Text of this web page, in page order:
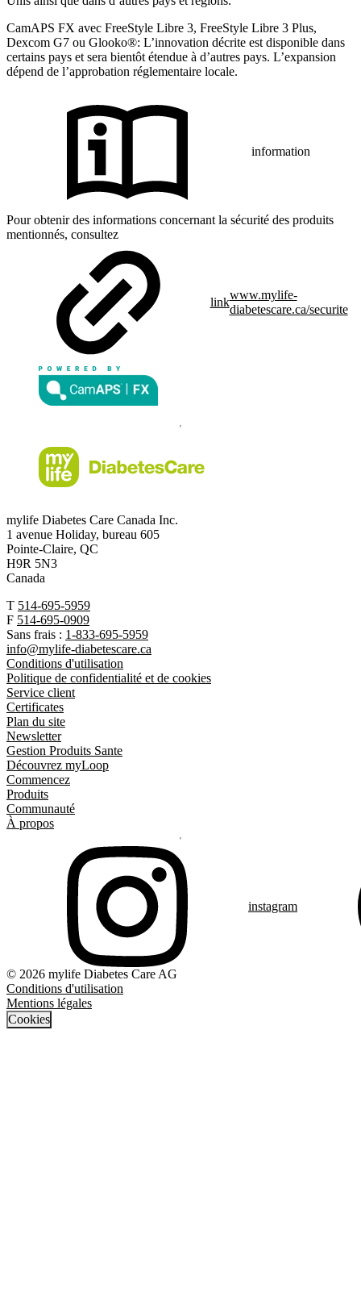
CamAPS FX avec FreeStyle Libre 3, FreeStyle Libre 3 Plus,
Dexcom G7 ou Glooko®: L’innovation décrite est disponible dans
certains pays et sera bientôt étendue à d’autres pays. L’expansion
dépend de l’approbation réglementaire locale.
information
Pour obtenir des informations concernant la sécurité des produits
mentionnés, consultez
link
www.mylife-
diabetescare.ca/securite
mylife Diabetes Care Canada Inc.
1 avenue Holiday, bureau 605
Pointe-Claire, QC
H9R 5N3
Canada
T 514-695-5959
F 514-695-0909
Sans frais : 1-833-695-5959
info@mylife-diabetescare.ca
Conditions d'utilisation
Politique de confidentialité et de cookies
Service client
Certificates
Plan du site
Newsletter
Gestion Produits Sante
Découvrez myLoop
Commencez
Produits
Communauté
À propos
instagram
© 2026 mylife Diabetes Care AG
Conditions d'utilisation
Mentions légales
Cookies